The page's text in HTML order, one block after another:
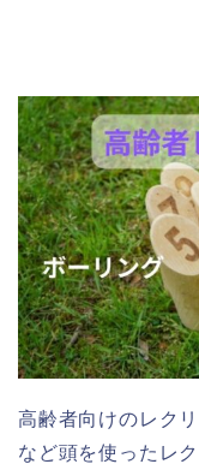
高齢者向けのレク
など頭を使ったレ